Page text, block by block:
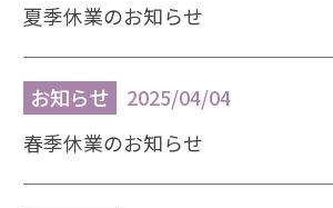
夏季休業のお知らせ
お知らせ
2025/04/04
春季休業のお知らせ